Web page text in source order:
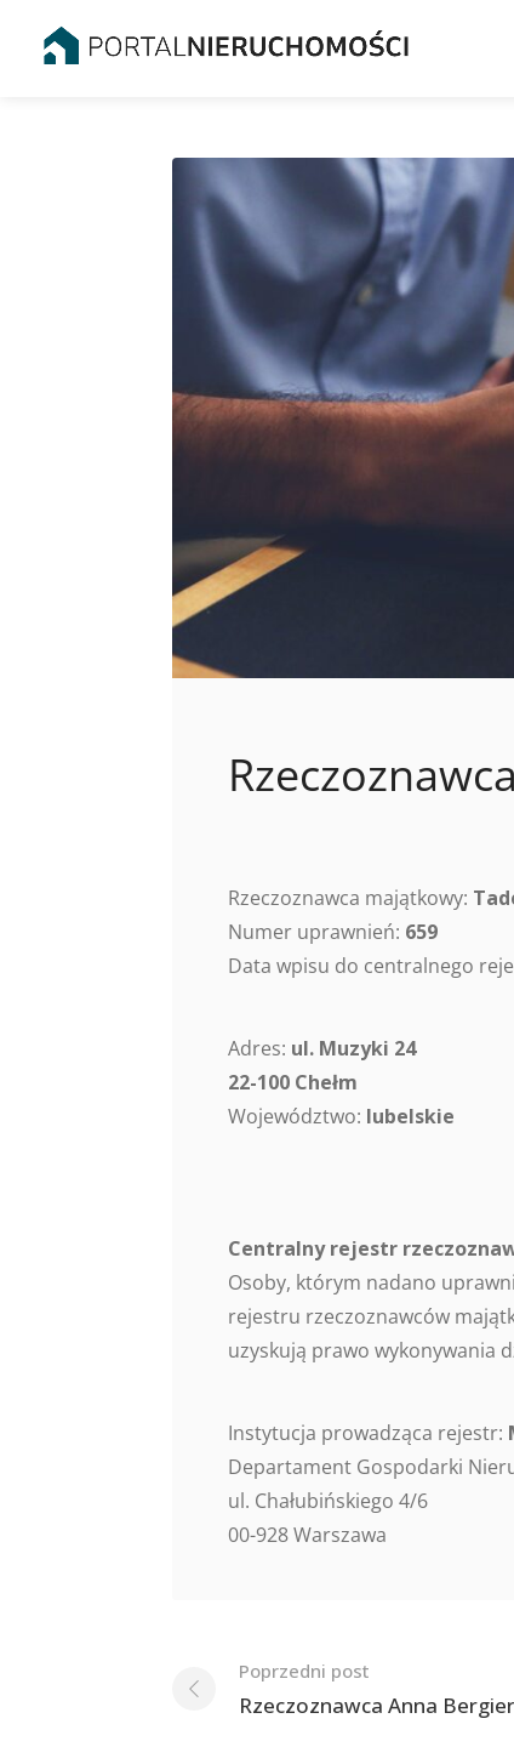
Rzeczoznawca majątkowy:
Numer uprawnień: 659
Data wpisu do centralnego
Adres: ul. Muzyki 24
22-100 Chełm
Województwo: lubelskie
Centralny rejestr
Osoby, którym nadano
rejestru rzeczoznawców
uzyskują prawo wykonywania
Instytucja prowadząca rejestr:
Departament Gospodarki
ul. Chałubińskiego 4/6
00-928 Warszawa
Nawigacja
po
Poprzedni post
Rzeczoznawca Anna Bergier